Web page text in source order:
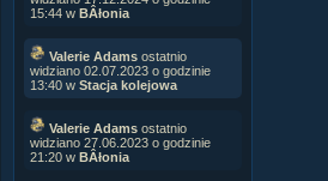
15:44 w BÂłonia
Valerie Adams ostatnio
widziano 02.07.2023 o godzinie
13:40 w Stacja kolejowa
Valerie Adams ostatnio
widziano 27.06.2023 o godzinie
21:20 w BÂłonia